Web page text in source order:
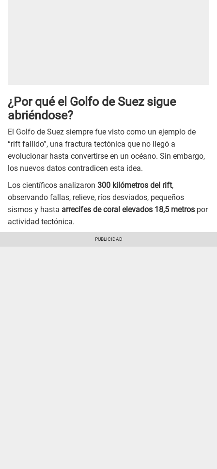
¿Por qué el Golfo de Suez sigue
abriéndose?
El Golfo de Suez siempre fue visto como un ejemplo de
“rift fallido”, una fractura tectónica que no llegó a
evolucionar hasta convertirse en un océano. Sin embargo,
los nuevos datos contradicen esta idea.
Los científicos analizaron 300 kilómetros del rift,
observando fallas, relieve, ríos desviados, pequeños
sismos y hasta arrecifes de coral elevados 18,5 metros por
actividad tectónica.